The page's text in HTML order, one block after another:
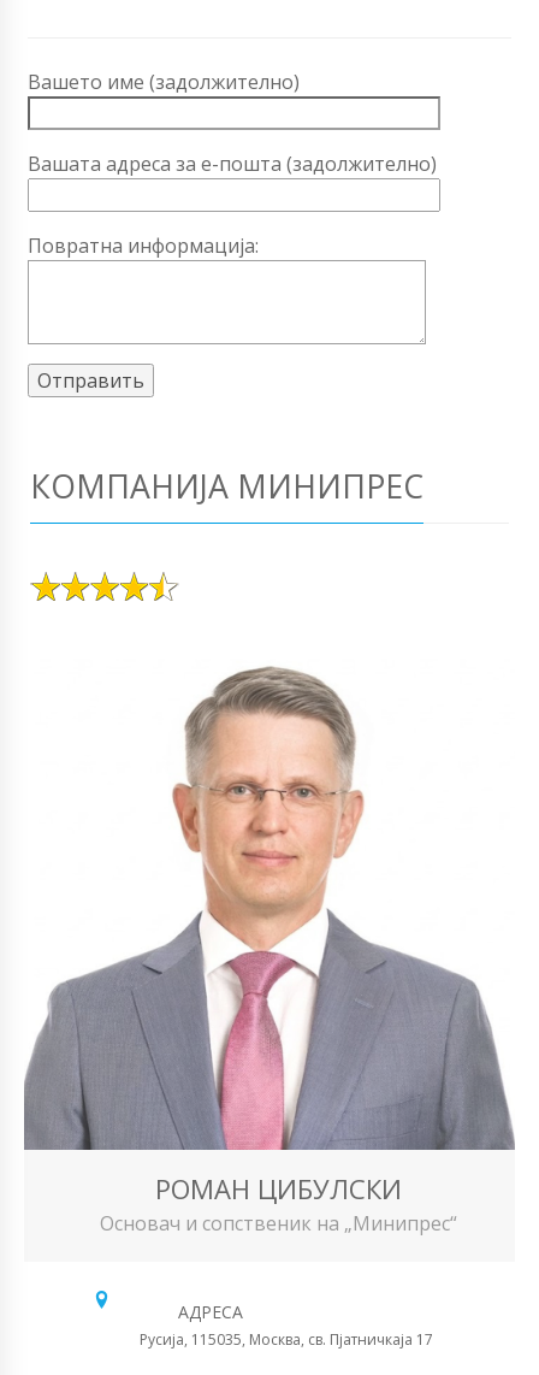
Вашето име (задолжително)
Вашата адреса за е-пошта (задолжително)
Повратна информација:
КОМПАНИЈА МИНИПРЕС
РОМАН ЦИБУЛСКИ
Основач и сопственик на „Минипрес“
АДРЕСА
Русија, 115035, Москва, св. Пјатничкаја 17